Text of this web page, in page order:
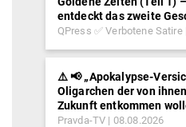
entdeckt das zweite
QPress ✅ Verbotene Satire
⚠️ 📢 „Apokalypse-
Oligarchen der von
Zukunft entkommen
Pravda-TV 08.08.2026